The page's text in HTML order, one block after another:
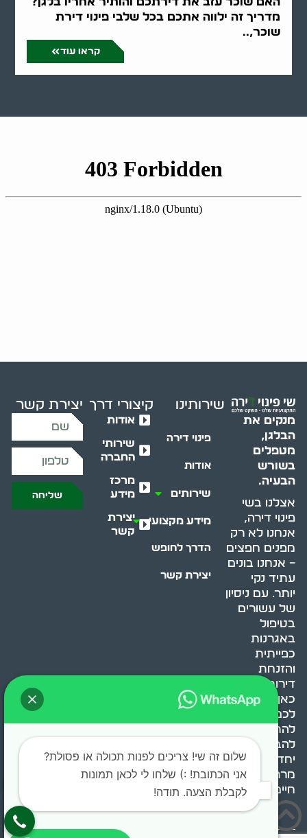
מדריך זה ילווה אתכם בכל שלבי פינוי דירת
שוכר,..
קראו עוד
מנקים את
הבלגן,
מטפלים
בשורש
הבעיה.
אצלנו בשי
פינוי דירה,
אנחנו לא רק
מפנים חפצים
– אנחנו בונים
עתיד נקי
יותר. עם ניסיון
של עשורים
בטיפול
באגרנות
כפייתית
והזנחת
דירות, אנחנו
כאן כדי לעזור
לכם
להתמודד,
להבין ולשנות.
יחד, ניצור
מרחב
חיים בריא ומאוזן.
שירותינו
פינוי דירה
אודות
שירותים
מידע מקצועי
הדרך לחופש
יצירת קשר
קיצורי דרך
אודות
שירותי
החברה
מרכז
מידע
יצירת
קשר
יצירת קשר
שליחה
שלום זה שי! צריכים לפנות תכולה או פסולת?
אני הכתובת! :) שלחו לי לכאן תמונות
לקבלת הצעה. תודה!